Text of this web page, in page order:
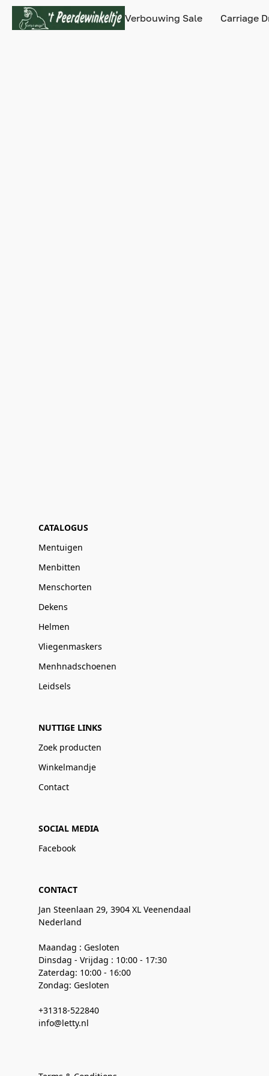
Verbouwing Sale Carriage
CATALOGUS
Mentuigen
Menbitten
Menschorten
Dekens
Helmen
Vliegenmaskers
Menhnadschoenen
Leidsels
NUTTIGE LINKS
Zoek producten
Winkelmandje
Contact
SOCIAL MEDIA
Facebook
CONTACT
Jan Steenlaan 29, 3904 XL Veenendaal
Nederland
Maandag : Gesloten
Dinsdag - Vrijdag : 10:00 - 17:30
Zaterdag: 10:00 - 16:00
Zondag: Gesloten
+31318-522840
info@letty.nl